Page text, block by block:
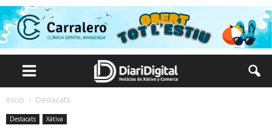
Inicio Destacats
Destacats Xàtiva